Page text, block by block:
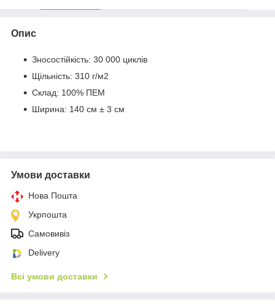
Опис
Зносостійкість: 30 000 циклів
Щільність: 310 г/м2
Склад: 100% ПЕМ
Ширина: 140 см ± 3 см
Умови доставки
Нова Пошта
Укрпошта
Самовивіз
Delivery
Всі умови доставки